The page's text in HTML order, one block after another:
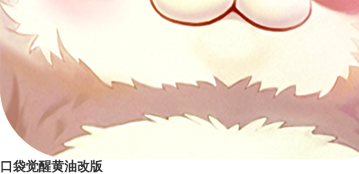
口袋觉醒黄油改版